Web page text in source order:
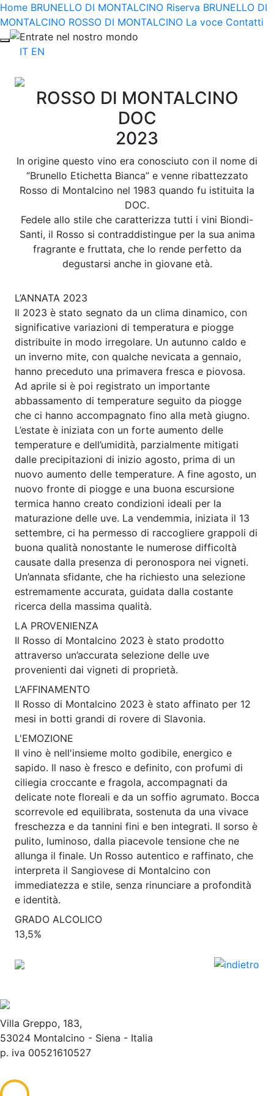
Home BRUNELLO DI MONTALCINO Riserva BRUNELLO DI
MONTALCINO ROSSO DI MONTALCINO La voce Contatti
Entrate nel nostro mondo
IT EN
ROSSO DI MONTALCINO
DOC
2023
In origine questo vino era conosciuto con il nome di
“Brunello Etichetta Bianca” e venne ribattezzato
Rosso di Montalcino nel 1983 quando fu istituita la
DOC.
Fedele allo stile che caratterizza tutti i vini Biondi-
Santi, il Rosso si contraddistingue per la sua anima
fragrante e fruttata, che lo rende perfetto da
degustarsi anche in giovane età.
L’ANNATA 2023
Il 2023 è stato segnato da un clima dinamico, con
significative variazioni di temperatura e piogge
distribuite in modo irregolare. Un autunno caldo e
un inverno mite, con qualche nevicata a gennaio,
hanno preceduto una primavera fresca e piovosa.
Ad aprile si è poi registrato un importante
abbassamento di temperature seguito da piogge
che ci hanno accompagnato fino alla metà giugno.
L’estate è iniziata con un forte aumento delle
temperature e dell’umidità, parzialmente mitigati
dalle precipitazioni di inizio agosto, prima di un
nuovo aumento delle temperature. A fine agosto, un
nuovo fronte di piogge e una buona escursione
termica hanno creato condizioni ideali per la
maturazione delle uve. La vendemmia, iniziata il 13
settembre, ci ha permesso di raccogliere grappoli di
buona qualità nonostante le numerose difficoltà
causate dalla presenza di peronospora nei vigneti.
Un’annata sfidante, che ha richiesto una selezione
estremamente accurata, guidata dalla costante
ricerca della massima qualità.
LA PROVENIENZA
Il Rosso di Montalcino 2023 è stato prodotto
attraverso un’accurata selezione delle uve
provenienti dai vigneti di proprietà.
L’AFFINAMENTO
Il Rosso di Montalcino 2023 è stato affinato per 12
mesi in botti grandi di rovere di Slavonia.
L'EMOZIONE
Il vino è nell'insieme molto godibile, energico e
sapido. Il naso è fresco e definito, con profumi di
ciliegia croccante e fragola, accompagnati da
delicate note floreali e da un soffio agrumato. Bocca
scorrevole ed equilibrata, sostenuta da una vivace
freschezza e da tannini fini e ben integrati. Il sorso è
pulito, luminoso, dalla piacevole tensione che ne
allunga il finale. Un Rosso autentico e raffinato, che
interpreta il Sangiovese di Montalcino con
immediatezza e stile, senza rinunciare a profondità
e identità.
GRADO ALCOLICO
13,5%
Villa Greppo, 183,
53024 Montalcino - Siena - Italia
p. iva 00521610527